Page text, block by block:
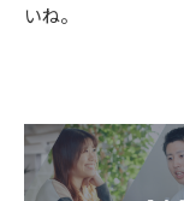
いね。